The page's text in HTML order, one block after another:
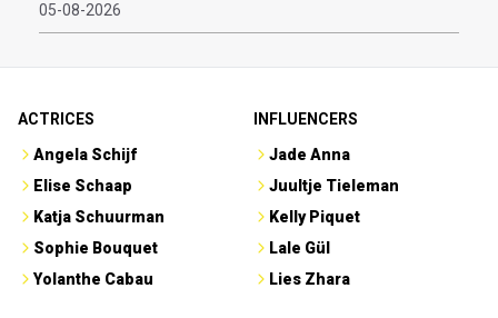
05-08-2026
ACTRICES
Angela Schijf
Elise Schaap
Katja Schuurman
Sophie Bouquet
Yolanthe Cabau
INFLUENCERS
Jade Anna
Juultje Tieleman
Kelly Piquet
Lale Gül
Lies Zhara